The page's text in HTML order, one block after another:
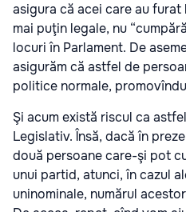
asigura că acei care au
mai puţin legale, nu
locuri în Parlament. De
asigurăm că astfel de
politice normale,
Şi acum există riscul ca
Legislativ. Însă, dacă în
două persoane care-şi pot
unui partid, atunci, în cazul
uninominale, numărul